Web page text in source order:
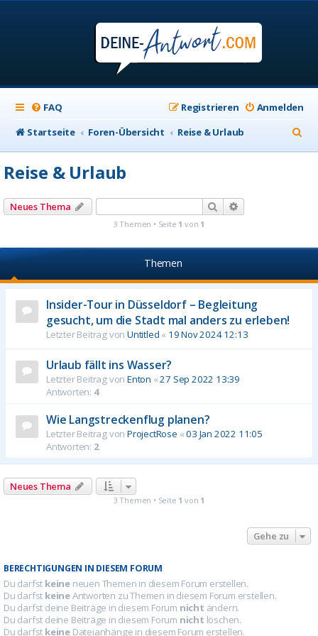
FAQ Anmelden
Registrieren
Startseite
Foren-Übersicht Reise & Urlaub
u
Reise & Urlaub
Neues Thema Suche
3 Themen • Seite 1 von 1
Themen
Insider-Tour in Düsseldorf – Begleitung
gesucht, um die Stadt mal anders zu erleben!
Letzter Beitrag von Untitled « 19 Nov 2024 12:13
Urlaub fällt ins Wasser?
Letzter Beitrag von Enton «27 Sep 2022 13:39
Antworten: 4
Wie Langstreckenflug planen?
Letzter Beitrag von ProjectRose «03 Jan 2022 11:05
Antworten: 2
Neues Thema
3 Themen • Seite 1 von 1
Gehe zu
BERECHTIGUNGEN IN DIESEM FORUM
Du darfst keine neuen Themen in diesem Forum erstellen.
Du darfst keineAntworten zu Themen in diesem Forum erstellen.
Du darfst deine Beiträge in diesem Forum nicht ändern.
Du darfst deine Beiträge in diesem Forum nicht löschen.
Du darfst keine Dateianhänge in diesem Forum erstellen.